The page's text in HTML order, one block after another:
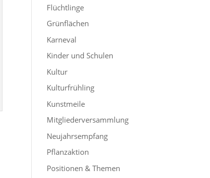
Flüchtlinge
Grünflächen
Karneval
Kinder und Schulen
Kultur
Kulturfrühling
Kunstmeile
Mitgliederversammlung
Neujahrsempfang
Pflanzaktion
Positionen & Themen